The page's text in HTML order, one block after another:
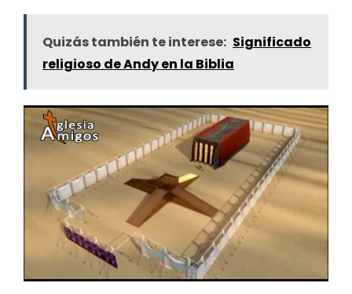
Quizás también te interese: Significado
religioso de Andy en la Biblia